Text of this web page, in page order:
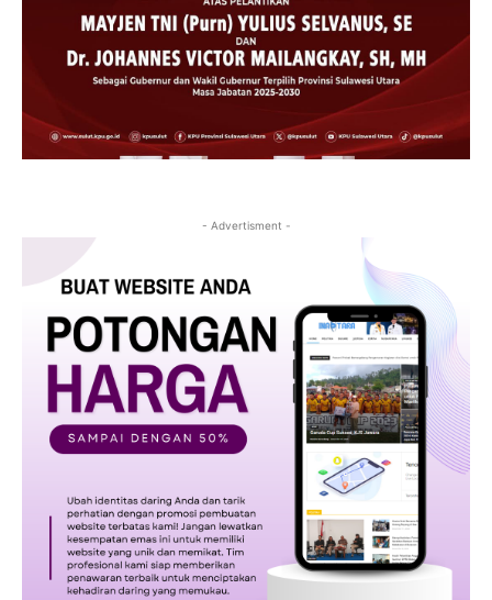
- Advertisment -